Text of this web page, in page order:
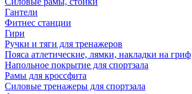
Гантели
Фитнес станции
Гири
Ручки и тяги для тренажеров
Пояса атлетические, лямки, накладки на гриф
Напольное покрытие для спортзала
Рамы для кроссфита
Силовые тренажеры для спортзала